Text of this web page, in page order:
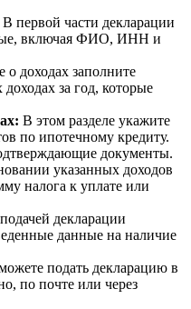
В первой части декларации
включая ФИО, ИНН и
о доходах заполните
за год, которые
В этом разделе укажите
по ипотечному кредиту.
документы.
указанных доходов
налога к уплате или
декларации
данные на наличие
подать декларацию в
по почте или через